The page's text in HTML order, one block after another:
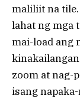
maliliit na tile.
lahat ng mga
mai-load ang
kinakailangan
zoom at nag-
isang